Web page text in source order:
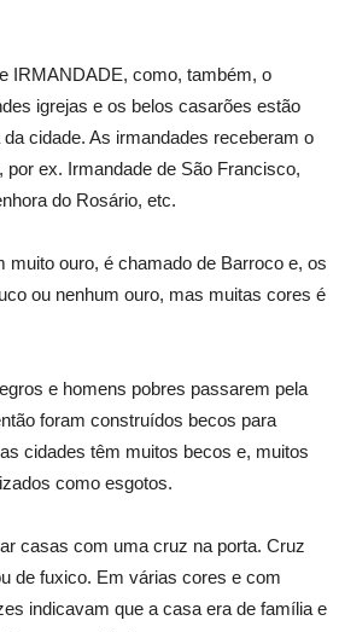
IRMANDADE, como, também, o
igrejas e os belos casarões estão
cidade. As irmandades receberam o
por ex. Irmandade de São Francisco,
do Rosário, etc.
muito ouro, é chamado de Barroco e, os
ou nenhum ouro, mas muitas cores é
e homens pobres passarem pela
foram construídos becos para
cidades têm muitos becos e, muitos
como esgotos.
casas com uma cruz na porta. Cruz
de fuxico. Em várias cores e com
indicavam que a casa era de família e